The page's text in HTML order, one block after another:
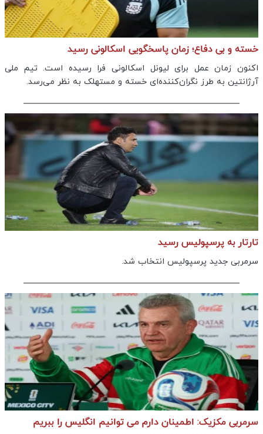
خسته و بی دفاع؛ زمان پاسخگویی اسکالونی رسید
اکنون زمان عمل برای لیونل اسکالونی فرا رسیده است. تیم ملی
آرژانتین به طرز نگران‌کننده‌ای خسته و مستهلک به نظر می‌رسد.
تارتار به پرسپولیس رسید
سرمربی جدید پرسپولیس انتخاب شد.
سرمربی مکزیک: اطمینان دارم می توانیم انگلیس را ببریم